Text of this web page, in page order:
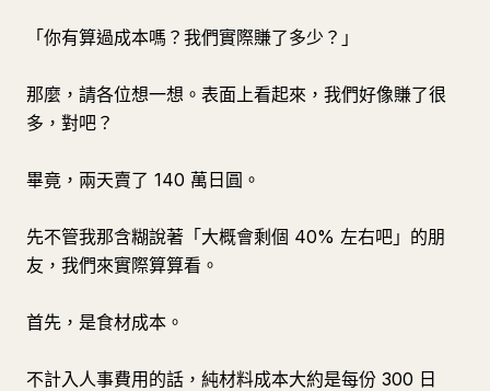
「你有算過成本嗎？我們實際賺了多少？」
那麼，請各位想一想。表面上看起來，我們好像賺了很
多，對吧？
畢竟，兩天賣了 140 萬日圓。
先不管我那含糊說著「大概會剩個 40% 左右吧」的朋
友，我們來實際算算看。
首先，是食材成本。
不計入人事費用的話，純材料成本大約是每份 300 日